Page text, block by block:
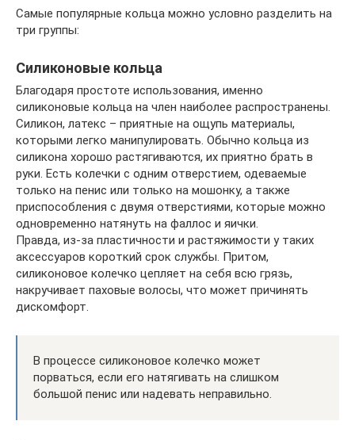
Самые популярные кольца можно условно разделить на
три группы:
Силиконовые кольца
Благодаря простоте использования, именно
силиконовые кольца на член наиболее распространены.
Силикон, латекс – приятные на ощупь материалы,
которыми легко манипулировать. Обычно кольца из
силикона хорошо растягиваются, их приятно брать в
руки. Есть колечки с одним отверстием, одеваемые
только на пенис или только на мошонку, а также
приспособления с двумя отверстиями, которые можно
одновременно натянуть на фаллос и яички.
Правда, из-за пластичности и растяжимости у таких
аксессуаров короткий срок службы. Притом,
силиконовое колечко цепляет на себя всю грязь,
накручивает паховые волосы, что может причинять
дискомфорт.
В процессе силиконовое колечко может
порваться, если его натягивать на слишком
большой пенис или надевать неправильно.